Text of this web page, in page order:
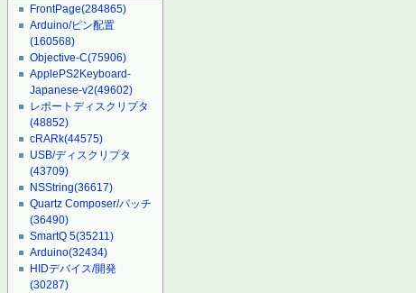
FrontPage(284865)
Arduino/ピン配置
(160568)
Objective-C(75906)
ApplePS2Keyboard-
Japanese-v2(49602)
レポートディスクリプタ
(48852)
cRARk(44575)
USB/ディスクリプタ
(43709)
NSString(36617)
Quartz Composer/パッチ
(36490)
SmartQ 5(35211)
Arduino(32434)
HIDデバイス/開発
(30287)